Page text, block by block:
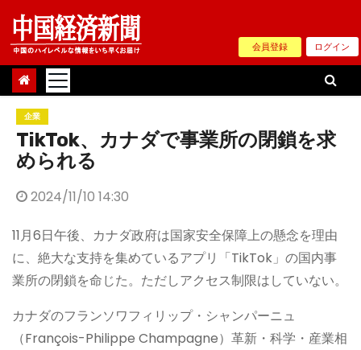
Skip
content
会員登録 ログイン
企業
TikTok、カナダで事業所の閉鎖を求
められる
2024/11/10 14:30
11月6日午後、カナダ政府は国家安全保障上の懸念を理由
に、絶大な支持を集めているアプリ「TikTok」の国内事
業所の閉鎖を命じた。ただしアクセス制限はしていない。
カナダのフランソワフィリップ・シャンパーニュ
（François-Philippe Champagne）革新・科学・産業相